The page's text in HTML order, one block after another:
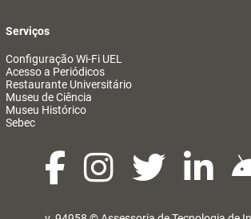
Serviços
Configuração Wi-Fi UEL
Acesso a Periódicos
Restaurante Universitário
Museu de Ciência
Museu Histórico
Sebec